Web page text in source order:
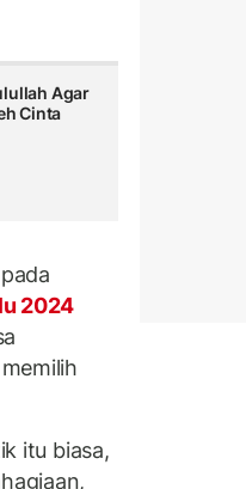
Agar
Cinta
2024
itu biasa,